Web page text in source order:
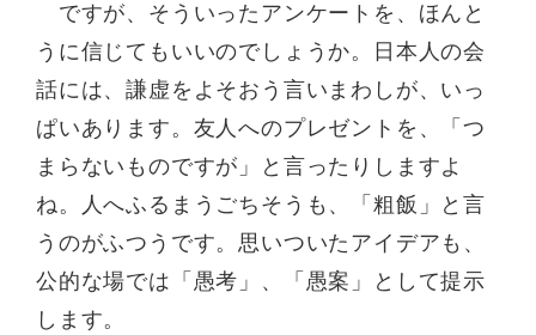
ですが、そういったアンケートを、ほんと
うに信じてもいいのでしょうか。日本人の会
話には、謙虚をよそおう言いまわしが、いっ
ぱいあります。友人へのプレゼントを、「つ
まらないものですが」と言ったりしますよ
ね。人へふるまうごちそうも、「粗飯」と言
うのがふつうです。思いついたアイデアも、
公的な場では「愚考」、「愚案」として提示
します。